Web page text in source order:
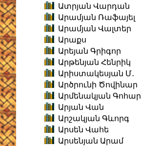
Ատրյան Վարդան
Արամյան Ռաֆայել
Արամյան Վալտեր
Արաքս
Արեյան Գրիգոր
Արթենյան Հենրիկ
Արիստակեսյան Մ․
Արծրունի Ծովինար
Արմենակյան Գոհար
Արյան Վան
Արշակյան Գևորգ
Արսեն Վահե
Արսենյան Արամ